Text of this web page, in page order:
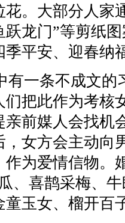
。大部分人家
龙门”等剪纸
平安、迎春纳
有一条不成文的
们把此作为考核
亲前媒人会找机
女方会主动向
为爱情信物。
、喜鹊采梅、
玉女、榴开百